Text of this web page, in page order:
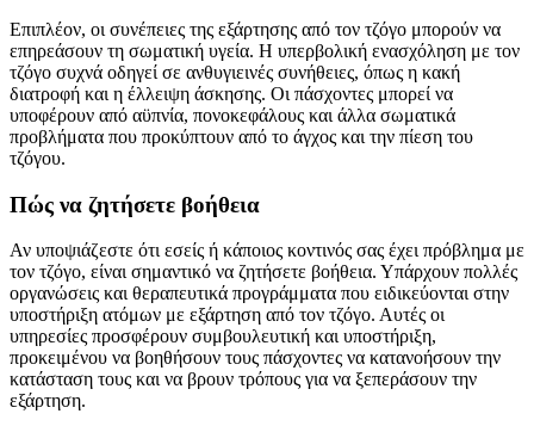
Επιπλέον, οι συνέπειες της εξάρτησης από τον τζόγο μπορούν να
επηρεάσουν τη σωματική υγεία. Η υπερβολική ενασχόληση με τον
τζόγο συχνά οδηγεί σε ανθυγιεινές συνήθειες, όπως η κακή
διατροφή και η έλλειψη άσκησης. Οι πάσχοντες μπορεί να
υποφέρουν από αϋπνία, πονοκεφάλους και άλλα σωματικά
προβλήματα που προκύπτουν από το άγχος και την πίεση του
τζόγου.
Πώς να ζητήσετε βοήθεια
Αν υποψιάζεστε ότι εσείς ή κάποιος κοντινός σας έχει πρόβλημα με
τον τζόγο, είναι σημαντικό να ζητήσετε βοήθεια. Υπάρχουν πολλές
οργανώσεις και θεραπευτικά προγράμματα που ειδικεύονται στην
υποστήριξη ατόμων με εξάρτηση από τον τζόγο. Αυτές οι
υπηρεσίες προσφέρουν συμβουλευτική και υποστήριξη,
προκειμένου να βοηθήσουν τους πάσχοντες να κατανοήσουν την
κατάσταση τους και να βρουν τρόπους για να ξεπεράσουν την
εξάρτηση.